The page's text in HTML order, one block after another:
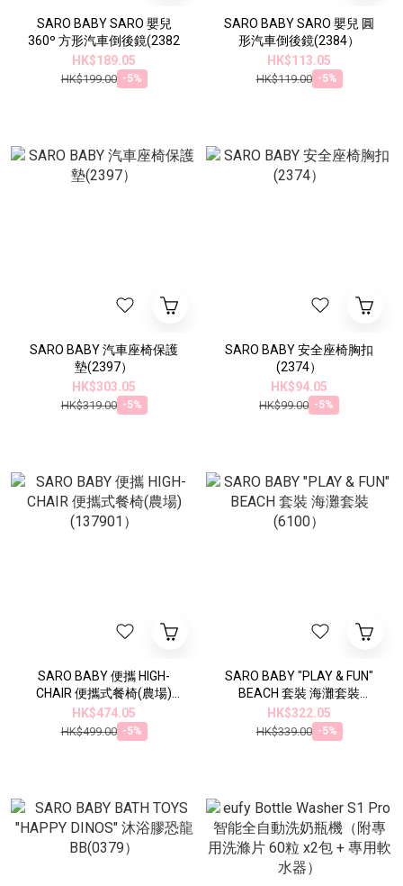
SARO BABY SARO 嬰兒
360º 方形汽車倒後鏡(2382
HK$189.05
HK$199.00 -5%
SARO BABY SARO 嬰兒 圓
形汽車倒後鏡(2384）
HK$113.05
HK$119.00 -5%
SARO BABY 汽車座椅保護
墊(2397）
HK$303.05
HK$319.00 -5%
SARO BABY 安全座椅胸扣
(2374）
HK$94.05
HK$99.00 -5%
SARO BABY 便攜 HIGH-
CHAIR 便攜式餐椅(農場)
(137901）
HK$474.05
HK$499.00 -5%
SARO BABY "PLAY & FUN"
BEACH 套裝 海灘套裝
(6100）
HK$322.05
HK$339.00 -5%